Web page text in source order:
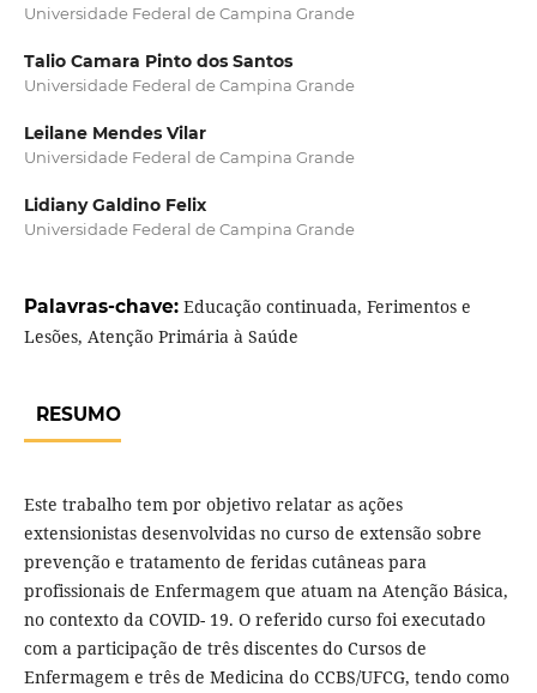
Universidade Federal de Campina Grande
Talio Camara Pinto dos Santos
Universidade Federal de Campina Grande
Leilane Mendes Vilar
Universidade Federal de Campina Grande
Lidiany Galdino Felix
Universidade Federal de Campina Grande
Palavras-chave: Educação continuada, Ferimentos e
Lesões, Atenção Primária à Saúde
RESUMO
Este trabalho tem por objetivo relatar as ações
extensionistas desenvolvidas no curso de extensão sobre
prevenção e tratamento de feridas cutâneas para
profissionais de Enfermagem que atuam na Atenção Básica,
no contexto da COVID- 19. O referido curso foi executado
com a participação de três discentes do Cursos de
Enfermagem e três de Medicina do CCBS/UFCG, tendo como